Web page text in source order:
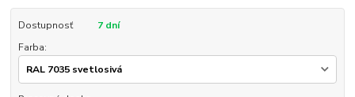
Dostupnosť
7 dní
Farba: